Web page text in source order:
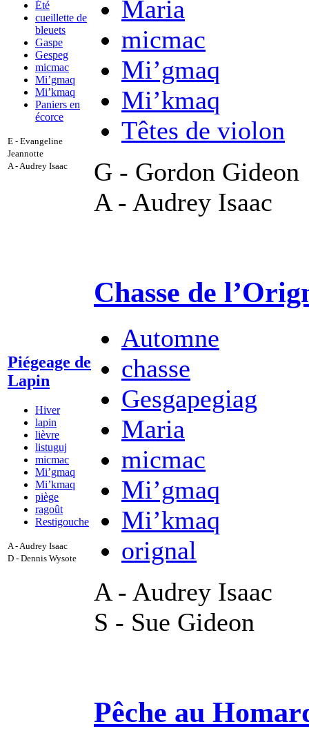
Été
cueillette de
bleuets
Gaspe
Gespeg
micmac
Mi’gmaq
Mi’kmaq
Paniers en
écorce
E - Evangeline
Jeannotte
A - Audrey Isaac
Maria
micmac
Mi’gmaq
Mi’kmaq
Têtes de violon
G - Gordon Gideon
A - Audrey Isaac
Piégeage de
Lapin
Hiver
lapin
lièvre
listuguj
micmac
Mi’gmaq
Mi’kmaq
piège
ragoût
Restigouche
A - Audrey Isaac
D - Dennis Wysote
Chasse de
Automne
chasse
Gesgapegiag
Maria
micmac
Mi’gmaq
Mi’kmaq
orignal
A - Audrey Isaac
S - Sue Gideon
Pêche au